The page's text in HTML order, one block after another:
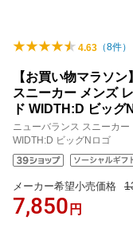
4.63 （8件）
【お買い物マラソ
スニーカー メンズ
ド WIDTH:D ビッグ
ニューバランス スニーカ
WIDTH:D ビッグNロゴ
メーカー希望小売価格
7,850 円